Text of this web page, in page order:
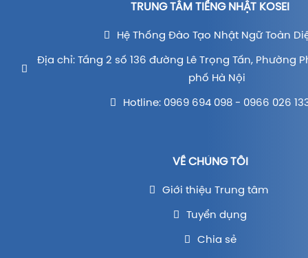
TRUNG TÂM TIẾNG NHẬT KOSEI
Hệ Thống Đào Tạo Nhật Ngữ Toàn
Địa chỉ: Tầng 2 số 136 đường Lê Trọng Tấn, Phường
phố Hà Nội
Hotline: 0969 694 098 - 0966 026
VỀ CHÚNG TÔI
Giới thiệu Trung tâm
Tuyển dụng
Chia sẻ